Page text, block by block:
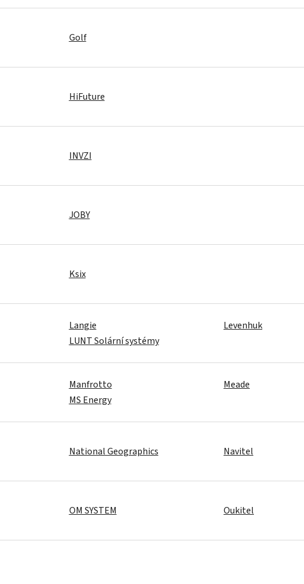
Golf
HiFuture
INVZI
JOBY
Ksix
Langie Levenhuk
LUNT Solární systémy
Manfrotto Meade
MS Energy
National Geographics Navitel
OM SYSTEM Oukitel